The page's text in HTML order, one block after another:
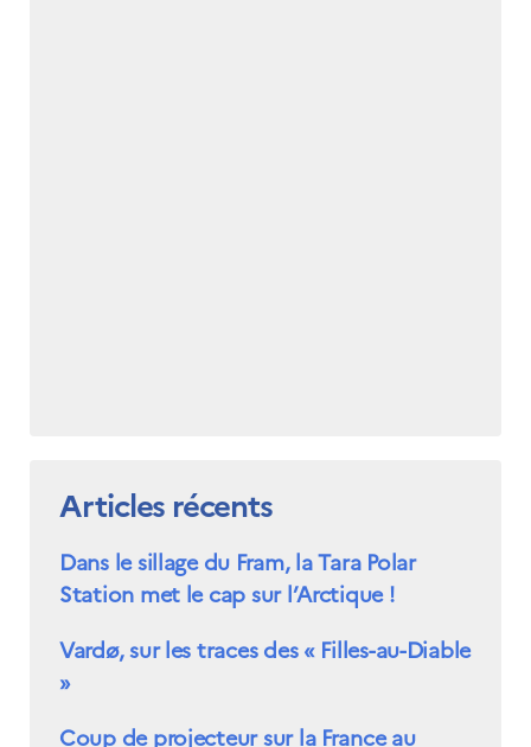
Articles récents
Dans le sillage du Fram, la Tara Polar
Station met le cap sur l’Arctique !
Vardø, sur les traces des « Filles-au-Diable
»
Coup de projecteur sur la France au